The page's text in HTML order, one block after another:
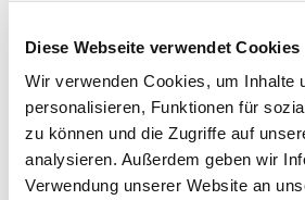
Diese Webseite verwendet Cookies
Wir verwenden Cookies, um Inhalte
personalisieren, Funktionen für
zu können und die Zugriffe auf
analysieren. Außerdem geben wir
Verwendung unserer Website an